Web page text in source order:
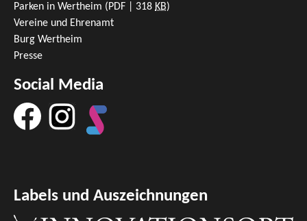
Parken in Wertheim (PDF | 318 KB)
Vereine und Ehrenamt
Burg Wertheim
Presse
Social Media
Labels und Auszeichnungen